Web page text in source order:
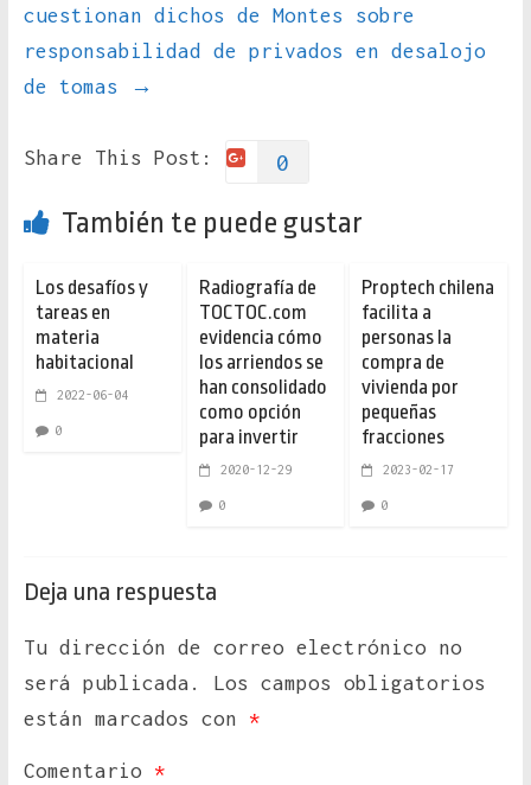
cuestionan dichos de Montes sobre
responsabilidad de privados en desalojo
de tomas
→
Share This Post: 0
También te puede gustar
Los desafíos y
tareas en
materia
habitacional
2022-06-04
0
Radiografía de
TOCTOC.com
evidencia cómo
los arriendos se
han consolidado
como opción
para invertir
2020-12-29
0
Proptech chilena
facilita a
personas la
compra de
vivienda por
pequeñas
fracciones
2023-02-17
0
Deja una respuesta
Tu dirección de correo electrónico no
será publicada.
Los campos obligatorios
están marcados con *
Comentario *